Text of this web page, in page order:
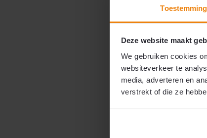
Toestemming
Deze website maakt
We gebruiken cookies
websiteverkeer te
media, adverteren en
verstrekt of die ze
Doe-
per m2